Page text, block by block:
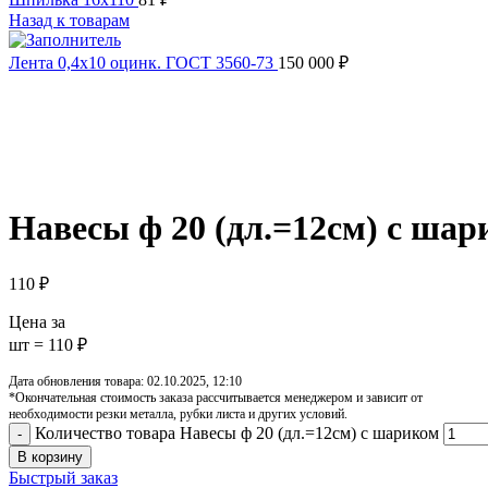
Назад к товарам
Лента 0,4х10 оцинк. ГОСТ 3560-73 150 000 ₽
Навесы ф 20 (дл.=12см) с
110 ₽
Цена за
шт = 110 ₽
Дата обновления товара: 02.10.2025, 12:10
*Окончательная стоимость заказа рассчитывается менеджером и зависит от
необходимости резки металла, рубки листа и других условий.
Количество товара Навесы ф 20 (дл.=12см) с шариком
В корзину
Быстрый заказ